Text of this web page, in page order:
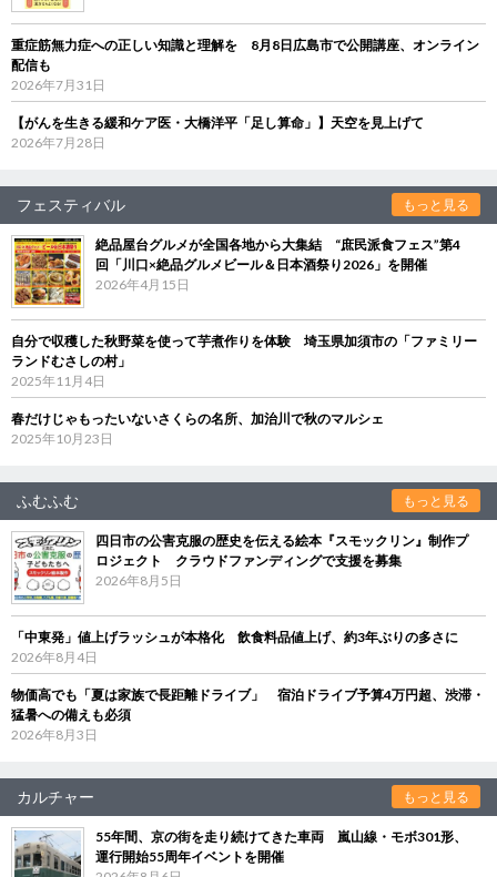
重症筋無力症への正しい知識と理解を 8月8日広島市で公開講座、オンライン
配信も
2026年7月31日
【がんを生きる緩和ケア医・大橋洋平「足し算命」】天空を見上げて
2026年7月28日
フェスティバル もっと見る
絶品屋台グルメが全国各地から大集結 “庶民派食フェス”第4
回「川口×絶品グルメビール＆日本酒祭り2026」を開催
2026年4月15日
自分で収穫した秋野菜を使って芋煮作りを体験 埼玉県加須市の「ファミリー
ランドむさしの村」
2025年11月4日
春だけじゃもったいないさくらの名所、加治川で秋のマルシェ
2025年10月23日
ふむふむ もっと見る
四日市の公害克服の歴史を伝える絵本『スモックリン』制作プ
ロジェクト クラウドファンディングで支援を募集
2026年8月5日
「中東発」値上げラッシュが本格化 飲食料品値上げ、約3年ぶりの多さに
2026年8月4日
物価高でも「夏は家族で長距離ドライブ」 宿泊ドライブ予算4万円超、渋滞・
猛暑への備えも必須
2026年8月3日
カルチャー もっと見る
55年間、京の街を走り続けてきた車両 嵐山線・モボ301形、
運行開始55周年イベントを開催